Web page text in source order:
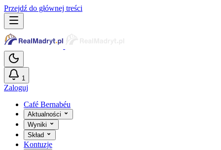
Przejdź do głównej treści
1
Zaloguj
Café Bernabéu
Aktualności
Wyniki
Skład
Kontuzje